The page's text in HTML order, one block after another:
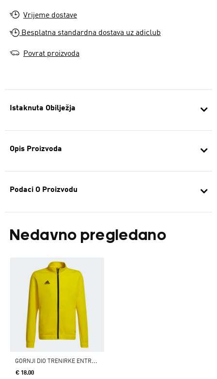
Istaknuta Obilježja
Opis Proizvoda
Podaci O Proizvodu
Nedavno pregledano
G
ORNJI DIO TRENIRKE ENTRADA 22
€ 18.00
Vrijeme dostave
Besplatna standardna dostava uz adiclub
Povrat proizvoda